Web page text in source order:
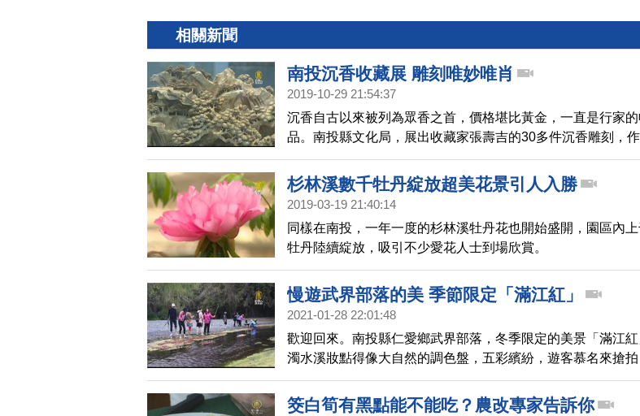
相關新聞
南投沉香收藏展 雕刻唯妙唯肖
2019-10-29 21:54:37
沉香自古以來被列為眾香之首，價格堪比黃金，一直是行家
品。南投縣文化局，展出收藏家張壽吉的30多件沉香雕刻，
維肖，只要走進展覽區域，就先聞到滿室幽香，令人心曠神
杉林溪數千牡丹綻放超美花景引人入勝
2019-03-19 21:40:14
同樣在南投，一年一度的杉林溪牡丹花也開始盛開，園區內
牡丹陸續綻放，吸引不少愛花人士到場欣賞。
慢遊武界部落的美 季節限定「滿江紅」
2021-01-28 22:01:48
歡迎回來。南投縣仁愛鄉武界部落，冬季限定的美景「滿江
濁水溪妝點得像大自然的調色盤，五彩繽紛，遊客慕名來搶
員也不厭其煩的教導手機拍攝的技巧，讓武界吊橋下相當熱
筊白筍有黑點能不能吃？農改專家告訴你